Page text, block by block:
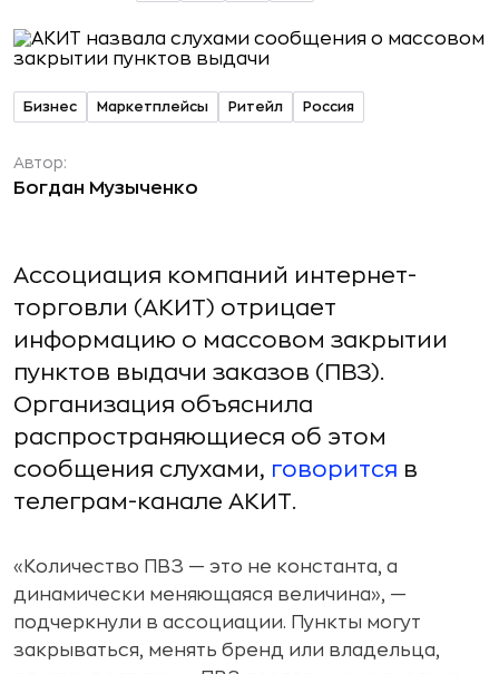
Бизнес Маркетплейсы Ритейл Россия
Автор:
Богдан Музыченко
Ассоциация компаний интернет-
торговли (АКИТ) отрицает
информацию о массовом закрытии
пунктов выдачи заказов (ПВЗ).
Организация объяснила
распространяющиеся об этом
сообщения слухами, говорится в
телеграм-канале АКИТ.
«Количество ПВЗ — это не константа, а
динамически меняющаяся величина», —
подчеркнули в ассоциации. Пункты могут
закрываться, менять бренд или владельца,